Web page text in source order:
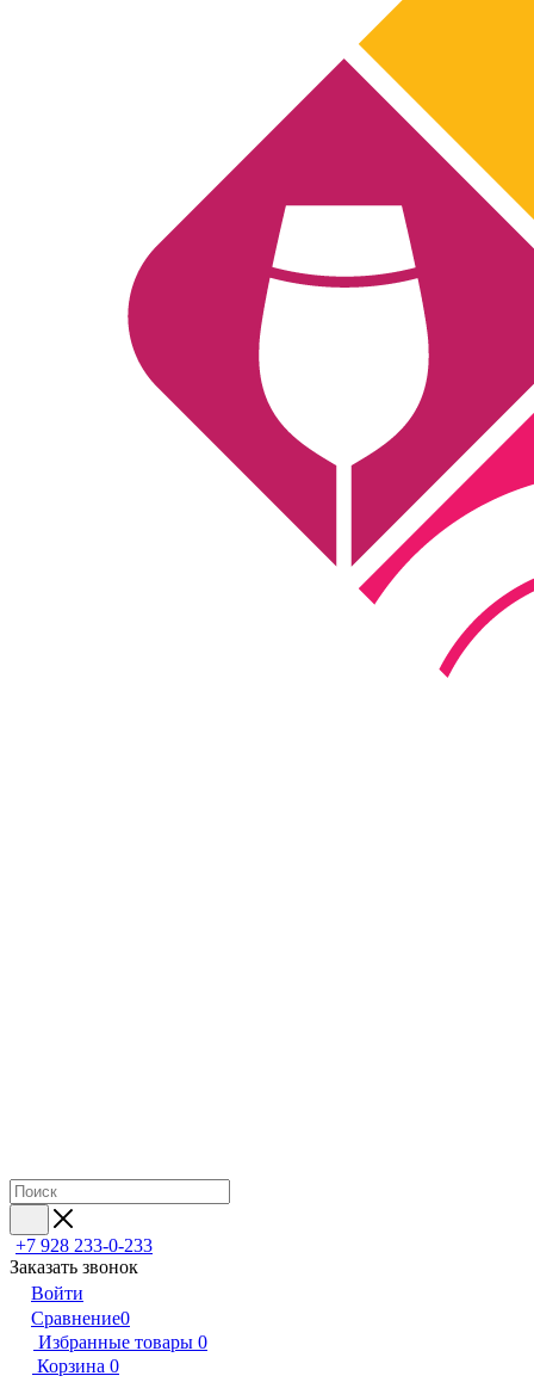
+7 928 233-0-233
Заказать звонок
Войти
Сравнение0
Избранные товары 0
Корзина 0